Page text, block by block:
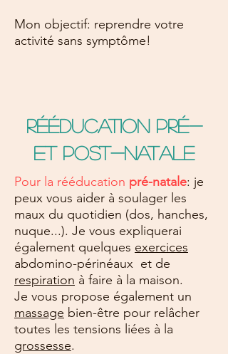
Mon objectif: reprendre votre
activité sans symptôme!
Rééducation pré-
et post-natale
Pour la rééducation pré-natale: je
peux vous aider à soulager les
maux du quotidien (dos, hanches,
nuque...). Je vous expliquerai
également quelques exercices
abdomino-périnéaux et de
respiration à faire à la maison.
Je vous propose également un
massage bien-être pour relâcher
toutes les tensions liées à la
grossesse.